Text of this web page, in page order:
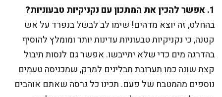
1. אפשר להכין את המתכון עם נקניקיות טבעוניות?
בהחלט, זה יוצא מדהים! שימו לב לבשל בנפרד על אש
קטנה, כי נקניקיות טבעוניות עדינות יותר ומומלץ להוסיף
בהדרגה מים כדי שלא יתייבשו. אפשר גם לנסות תיבול
קצת שונה כמו תערובת תבלינים למרק, שמכניסה טעמים
נוספים מהמטבח של פעם. תכינו כל גרסה שאתם אוהבים